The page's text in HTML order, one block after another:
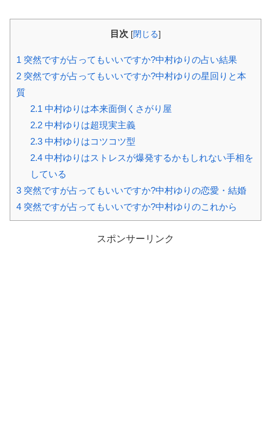
目次 [閉じる]
1 突然ですが占ってもいいですか?中村ゆりの占い結果
2 突然ですが占ってもいいですか?中村ゆりの星回りと本
質
2.1 中村ゆりは本来面倒くさがり屋
2.2中村ゆりは超現実主義
2.3中村ゆりはコツコツ型
2.4中村ゆりはストレスが爆発するかもしれない手相を
している
3 突然ですが占ってもいいですか?中村ゆりの恋愛・結婚
4 突然ですが占ってもいいですか?中村ゆりのこれから
スポンサーリンク